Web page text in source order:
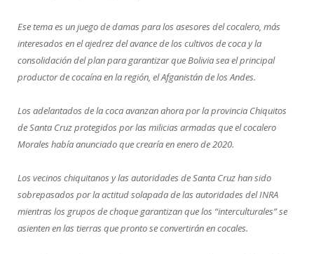
Ese tema es un juego de damas para los asesores del cocalero, más
interesados en el ajedrez del avance de los cultivos de coca y la
consolidación del plan para garantizar que Bolivia sea el principal
productor de cocaína en la región, el Afganistán de los Andes.
Los adelantados de la coca avanzan ahora por la provincia Chiquitos
de Santa Cruz protegidos por las milicias armadas que el cocalero
Morales había anunciado que crearía en enero de 2020.
Los vecinos chiquitanos y las autoridades de Santa Cruz han sido
sobrepasados por la actitud solapada de las autoridades del INRA
mientras los grupos de choque garantizan que los “interculturales” se
asienten en las tierras que pronto se convertirán en cocales.